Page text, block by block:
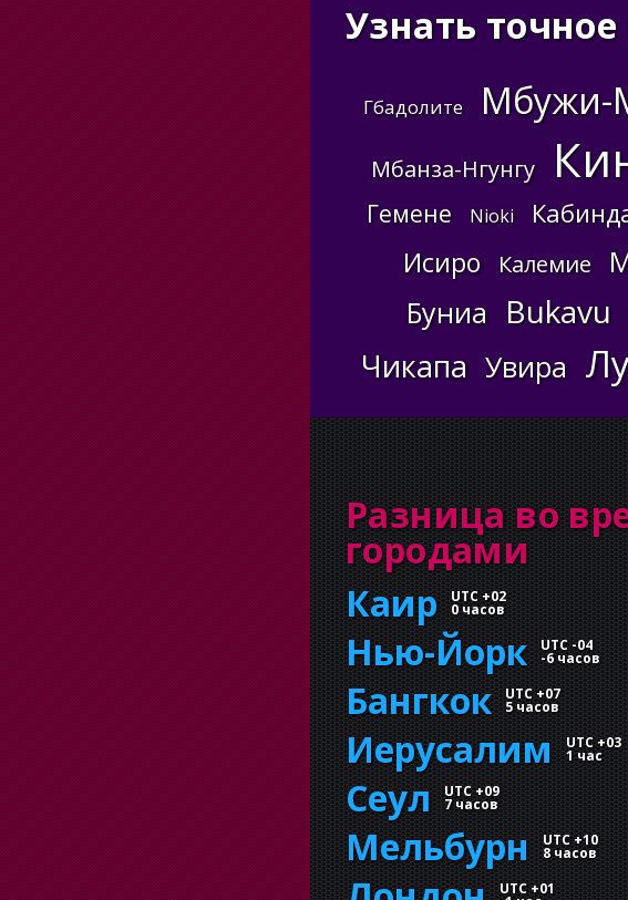
Узнать
Гбадолите Мбужи-
Мбанза-Нгунгу
Гемене
Nioki
Исиро Калемие
Буниа Bukavu
Чикапа Увира
Разница во
городами
Каир
UTC +02
0 часов
Нью-Йорк UTC -04
-6 часов
Бангкок UTC +07
5 часов
Иерусалим UTC +03
1 час
Сеул UTC +09
7 часов
Мельбурн UTC +10
8 часов
UTC +01